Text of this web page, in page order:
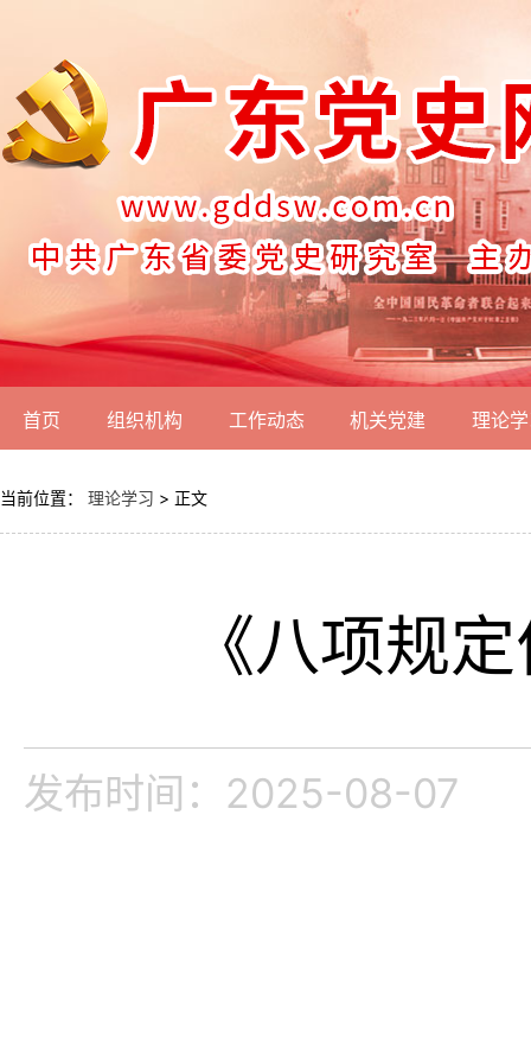
首页 组织机构 工作动态 机关党建 理论
当前位置： 理论学习 > 正文
《八项规
发布时间：2025-08-